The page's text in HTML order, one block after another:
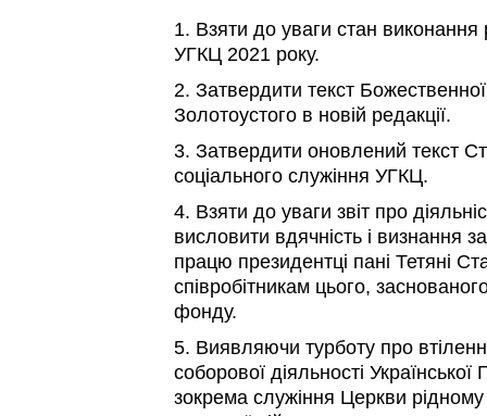
1. Взяти до уваги стан
УГКЦ 2021 року.
2. Затвердити текст Божественної
Золотоустого в новій редакції.
3. Затвердити оновлений текст
соціального служіння УГКЦ.
4. Взяти до уваги звіт про
висловити вдячність і визнання
працю президентці пані Тетяні
співробітникам цього,
фонду.
5. Виявляючи турботу про
соборової діяльності
зокрема служіння Церкви